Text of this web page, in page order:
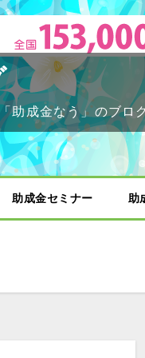
助成金なう」のブロ
助成金セミナー 助